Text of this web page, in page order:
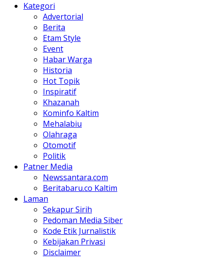
Kategori
Advertorial
Berita
Etam Style
Event
Habar Warga
Historia
Hot Topik
Inspiratif
Khazanah
Kominfo Kaltim
Mehalabiu
Olahraga
Otomotif
Politik
Patner Media
Newssantara.com
Beritabaru.co Kaltim
Laman
Sekapur Sirih
Pedoman Media Siber
Kode Etik Jurnalistik
Kebijakan Privasi
Disclaimer